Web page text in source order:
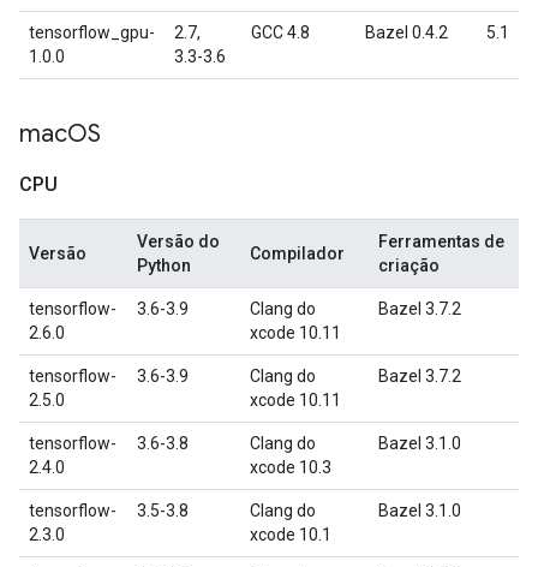
tensorflow_gpu-
1.0.0
2.7,
3.3-3.6
GCC 4.8 Bazel 0.4.2 5.1
macOS
CPU
Versão
Versão do
Python
Compilador
Ferramentas de
criação
tensorflow-
2.6.0
3.6-3.9
Clang do
xcode 10.11
Bazel 3.7.2
tensorflow-
2.5.0
3.6-3.9
Clang do
xcode 10.11
Bazel 3.7.2
tensorflow-
2.4.0
3.6-3.8
Clang do
xcode 10.3
Bazel 3.1.0
tensorflow-
2.3.0
3.5-3.8
Clang do
xcode 10.1
Bazel 3.1.0